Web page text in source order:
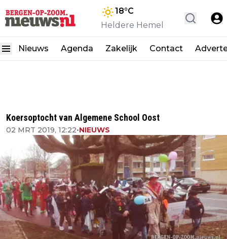
18°C
Heldere Hemel
Nieuws Agenda Zakelijk Contact
Koersoptocht van Algemene School Oost
02 MRT 2019, 12:22•NIEUWS